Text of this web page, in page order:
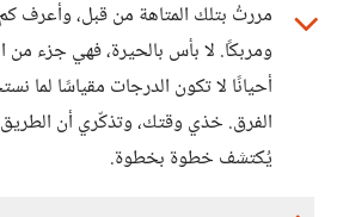
مررتُ بتلك المتاهة من قبل، وأعرف
ومربكًا. لا بأس بالحيرة، فهي جزء من
أحيانًا لا تكون الدرجات مقياسًا لما
الفرق. خذي وقتك، وتذكّري أن
يُكتشف خطوة بخطوة.